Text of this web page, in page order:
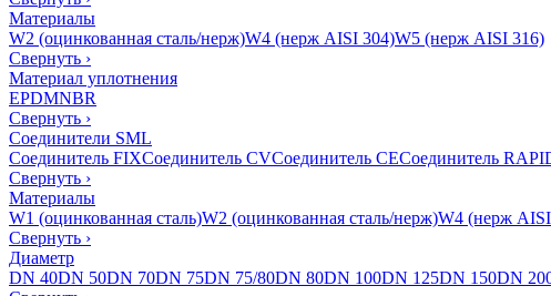
Материалы
W2 (оцинкованная сталь/нерж)W4 (нерж AISI 304)W5 (нерж AISI 316)
Свернуть ›
Материал уплотнения
EPDMNBR
Свернуть ›
Соединители SML
Соединитель FIXСоединитель CVСоединитель CEСоединитель
Свернуть ›
Материалы
W1 (оцинкованная сталь)W2 (оцинкованная сталь/нерж)W4 (нерж
Свернуть ›
Диаметр
DN 40DN 50DN 70DN 75DN 75/80DN 80DN 100DN 125DN 150DN